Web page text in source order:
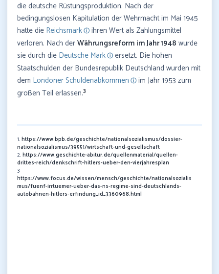
die deutsche Rüstungsproduktion. Nach der
bedingungslosen Kapitulation der Wehrmacht im Mai 1945
hatte die Reichsmark
ihren Wert als Zahlungsmittel
verloren. Nach derWährungsreform im Jahr 1948 wurde
sie durch die Deutsche Mark
ersetzt. Die hohen
Staatschulden der Bundesrepublik Deutschland wurden mit
dem Londoner Schuldenabkommen
im Jahr 1953 zum
großen Teil erlassen.3
1.https://www.bpb.de/geschichte/nationalsozialismus/dossier-
nationalsozialismus/39551/wirtschaft-und-gesellschaft
2.https://www.geschichte-abitur.de/quellenmaterial/quellen-
drittes-reich/denkschrift-hitlers-ueber-den-vierjahresplan
3.
https://www.focus.de/wissen/mensch/geschichte/nationalsozialis
mus/fuenf-irrtuemer-ueber-das-ns-regime-sind-deutschlands-
autobahnen-hitlers-erfindung_id_3360968.html